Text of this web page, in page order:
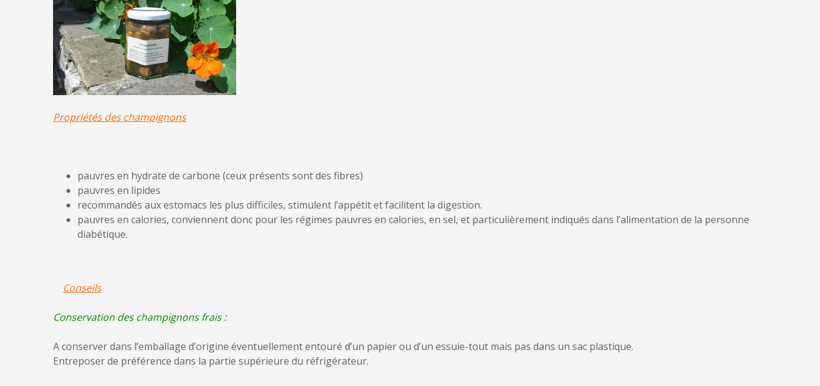
Propriétés des champignons
pauvres en hydrate de carbone (ceux présents sont des fibres)
pauvres en lipides
recommandés aux estomacs les plus difficiles, stimulent l’appétit et facilitent la digestion.
pauvres en calories, conviennent donc pour les régimes pauvres en calories, en sel, et particulièrement indiqués dans l’alimentation de la personne
diabétique.
Conseils
Conservation des champignons frais :
A conserver dans l’emballage d’origine éventuellement entouré d’un papier ou d’un essuie-tout mais pas dans un sac plastique.
Entreposer de préférence dans la partie supérieure du réfrigérateur.